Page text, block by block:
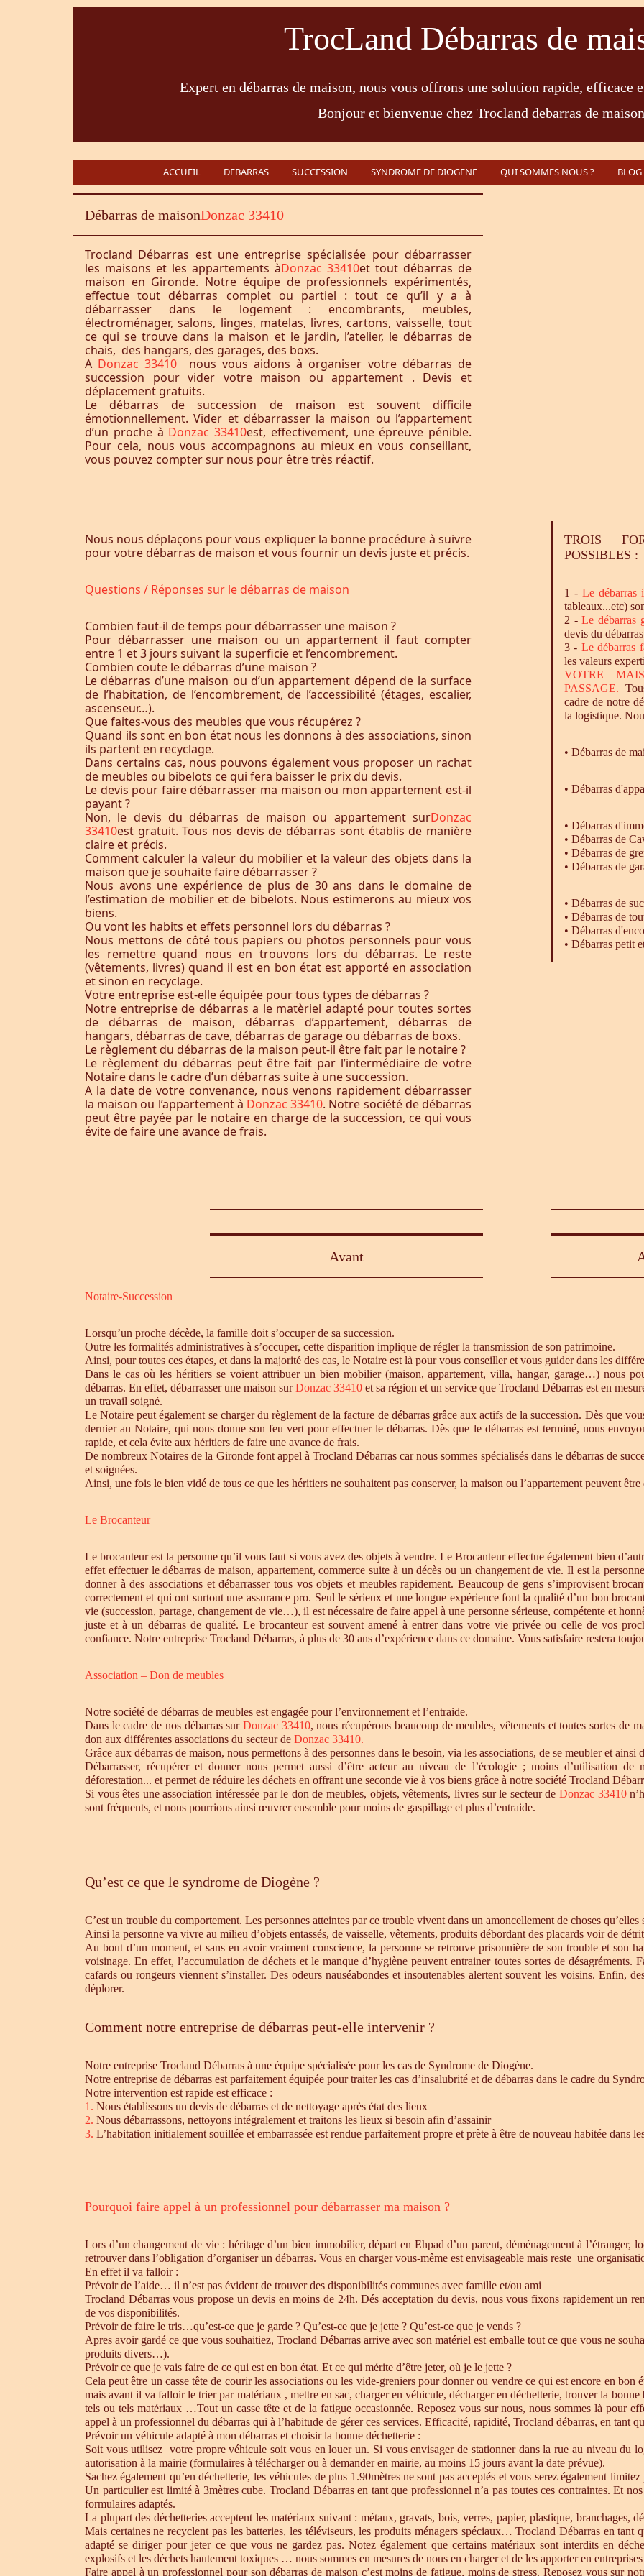
TrocLand Débarras de
Expert en débarras de maison, nous vous offrons une solution rapide, efficace
Bonjour et bienvenue chez Trocland debarras de
ACCUEIL DEBARRAS SUCCESSION SYNDROME DE DIOGENE QUI SOMMES NOUS ? BLOG
Débarras de maisonDonzac 33410
Trocland Débarras est une entreprise spécialisée pour débarrasser
les maisons et les appartements àDonzac 33410et tout débarras de
maison en Gironde. Notre équipe de professionnels expérimentés,
effectue tout débarras complet ou partiel : tout ce qu’il y a à
débarrasser dans le logement : encombrants, meubles,
électroménager, salons, linges, matelas, livres, cartons, vaisselle, tout
ce qui se trouve dans la maison et le jardin, l’atelier, le débarras de
chais, des hangars, des garages, des boxs.
A Donzac 33410 nous vous aidons à organiser votre débarras de
succession pour vider votre maison ou appartement . Devis et
déplacement gratuits.
Le débarras de succession de maison est souvent difficile
émotionnellement. Vider et débarrasser la maison ou l’appartement
d’un proche à Donzac 33410est, effectivement, une épreuve pénible.
Pour cela, nous vous accompagnons au mieux en vous conseillant,
vous pouvez compter sur nous pour être très réactif.
Nous nous déplaçons pour vous expliquer la bonne procédure à suivre
pour votre débarras de maison et vous fournir un devis juste et précis.
Questions / Réponses sur le débarras de maison
Combien faut-il de temps pour débarrasser une maison ?
Pour débarrasser une maison ou un appartement il faut compter
entre 1 et 3 jours suivant la superficie et l’encombrement.
Combien coute le débarras d’une maison ?
Le débarras d’une maison ou d’un appartement dépend de la surface
de l’habitation, de l’encombrement, de l’accessibilité (étages, escalier,
ascenseur…).
Que faites-vous des meubles que vous récupérez ?
Quand ils sont en bon état nous les donnons à des associations, sinon
ils partent en recyclage.
Dans certains cas, nous pouvons également vous proposer un rachat
de meubles ou bibelots ce qui fera baisser le prix du devis.
Le devis pour faire débarrasser ma maison ou mon appartement est-il
payant ?
Non, le devis du débarras de maison ou appartement surDonzac
33410est gratuit. Tous nos devis de débarras sont établis de manière
claire et précis.
Comment calculer la valeur du mobilier et la valeur des objets dans la
maison que je souhaite faire débarrasser ?
Nous avons une expérience de plus de 30 ans dans le domaine de
l’estimation de mobilier et de bibelots. Nous estimerons au mieux vos
biens.
Ou vont les habits et effets personnel lors du débarras ?
Nous mettons de côté tous papiers ou photos personnels pour vous
les remettre quand nous en trouvons lors du débarras. Le reste
(vêtements, livres) quand il est en bon état est apporté en association
et sinon en recyclage.
Votre entreprise est-elle équipée pour tous types de débarras ?
Notre entreprise de débarras a le matèriel adapté pour toutes sortes
de débarras de maison, débarras d’appartement, débarras de
hangars, débarras de cave, débarras de garage ou débarras de boxs.
Le règlement du débarras de la maison peut-il être fait par le notaire ?
Le règlement du débarras peut être fait par l’intermédiaire de votre
Notaire dans le cadre d’un débarras suite à une succession.
A la date de votre convenance, nous venons rapidement débarrasser
la maison ou l’appartement à Donzac 33410. Notre société de débarras
peut être payée par le notaire en charge de la succession, ce qui vous
évite de faire une avance de frais.
TROIS
POSSIBLES :
1 -Ledébarras
tableaux...etc)
2 -Ledébarras
devis du
3 - Ledébarras
les valeurs
VOTRE
PASSAGE.
cadre de notre
la logistique.
• Débarras de
• Débarras
• Débarras
• Débarras de
• Débarras de
• Débarras de
• Débarras de
• Débarras de
• Débarras
• Débarras petit
Avant
Notaire-Succession
Lorsqu’un proche décède, la famille doit s’occuper de sa succession.
Outre les formalités administratives à s’occuper, cette disparition implique de régler la transmission de son patrimoine.
Ainsi, pour toutes ces étapes, et dans la majorité des cas, le Notaire est là pour vous conseiller et vous guider dans les
Dans le cas où les héritiers se voient attribuer un bien mobilier (maison, appartement, villa, hangar, garage…) nous
débarras. En effet, débarrasser une maison surDonzac 33410 et sa région et un service que Trocland Débarras est en
un travail soigné.
Le Notaire peut également se charger du règlement de la facture de débarras grâce aux actifs de la succession. Dès que
dernier au Notaire, qui nous donne son feu vert pour effectuer le débarras. Dès que le débarras est terminé, nous
rapide, et cela évite aux héritiers de faire une avance de frais.
De nombreux Notaires de la Gironde font appel à Trocland Débarras car nous sommes spécialisés dans le débarras de
et soignées.
Ainsi, une fois le bien vidé de tous ce que les héritiers ne souhaitent pas conserver, la maison ou l’appartement peuvent
Le Brocanteur
Le brocanteur est la personne qu’il vous faut si vous avez des objets à vendre. Le Brocanteur effectue également bien
effet effectuer le débarras de maison, appartement, commerce suite à un décès ou un changement de vie. Il est la
donner à des associations et débarrasser tous vos objets et meubles rapidement. Beaucoup de gens s’improvisent
correctement et qui ont surtout une assurance pro. Seul le sérieux et une longue expérience font la qualité d’un bon
vie (succession, partage, changement de vie…), il est nécessaire de faire appel à une personne sérieuse, compétente et
juste et à un débarras de qualité. Le brocanteur est souvent amené à entrer dans votre vie privée ou celle de vos
confiance. Notre entreprise Trocland Débarras, à plus de 30 ans d’expérience dans ce domaine. Vous satisfaire restera
Association – Don de meubles
Notre société de débarras de meubles est engagée pour l’environnement et l’entraide.
Dans le cadre de nos débarras sur Donzac 33410, nous récupérons beaucoup de meubles, vêtements et toutes sortes de
don aux différentes associations du secteur de Donzac 33410.
Grâce aux débarras de maison, nous permettons à des personnes dans le besoin, via les associations, de se meubler et
Débarrasser, récupérer et donner nous permet aussi d’être acteur au niveau de l’écologie ; moins d’utilisation
déforestation... et permet de réduire les déchets en offrant une seconde vie à vos biens grâce à notre société Trocland
Si vous êtes une association intéressée par le don de meubles, objets, vêtements, livres sur le secteur de Donzac 33410
sont fréquents, et nous pourrions ainsi œuvrer ensemble pour moins de gaspillage et plus d’entraide.
Qu’est ce que le syndrome de Diogène ?
C’est un trouble du comportement. Les personnes atteintes par ce trouble vivent dans un amoncellement de choses
Ainsi la personne va vivre au milieu d’objets entassés, de vaisselle, vêtements, produits débordant des placards voir de
Au bout d’un moment, et sans en avoir vraiment conscience, la personne se retrouve prisonnière de son trouble et son
voisinage. En effet, l’accumulation de déchets et le manque d’hygiène peuvent entrainer toutes sortes de désagréments.
cafards ou rongeurs viennent s’installer. Des odeurs nauséabondes et insoutenables alertent souvent les voisins. Enfin,
déplorer.
Comment notre entreprise de débarras peut-elle intervenir ?
Notre entreprise Trocland Débarras à une équipe spécialisée pour les cas de Syndrome de Diogène.
Notre entreprise de débarras est parfaitement équipée pour traiter les cas d’insalubrité et de débarras dans le cadre du
Notre intervention est rapide est efficace :
1. Nous établissons un devis de débarras et de nettoyage après état des lieux
2. Nous débarrassons, nettoyons intégralement et traitons les lieux si besoin afin d’assainir
3. L’habitation initialement souillée et embarrassée est rendue parfaitement propre et prète à être de nouveau habitée dans
Pourquoi faire appel à un professionnel pour débarrasser ma maison ?
Lors d’un changement de vie : héritage d’un bien immobilier, départ en Ehpad d’un parent, déménagement à
retrouver dans l’obligation d’organiser un débarras. Vous en charger vous-même est envisageable mais reste une
En effet il va falloir :
Prévoir de l’aide… il n’est pas évident de trouver des disponibilités communes avec famille et/ou ami
Trocland Débarras vous propose un devis en moins de 24h. Dés acceptation du devis, nous vous fixons rapidement un
de vos disponibilités.
Prévoir de faire le tris…qu’est-ce que je garde ? Qu’est-ce que je jette ? Qu’est-ce que je vends ?
Apres avoir gardé ce que vous souhaitiez, Trocland Débarras arrive avec son matériel est emballe tout ce que vous ne
produits divers…).
Prévoir ce que je vais faire de ce qui est en bon état. Et ce qui mérite d’être jeter, où je le jette ?
Cela peut être un casse tête de courir les associations ou les vide-greniers pour donner ou vendre ce qui est encore en bon
mais avant il va falloir le trier par matériaux , mettre en sac, charger en véhicule, décharger en déchetterie, trouver la
tels ou tels matériaux …Tout un casse tête et de la fatigue occasionnée. Reposez vous sur nous, nous sommes là pour
appel à un professionnel du débarras qui à l’habitude de gérer ces services. Efficacité, rapidité, Trocland débarras, en tant
Prévoir un véhicule adapté à mon débarras et choisir la bonne déchetterie :
Soit vous utilisez votre propre véhicule soit vous en louer un. Si vous envisager de stationner dans la rue au niveau du
autorisation à la mairie (formulaires à télécharger ou à demander en mairie, au moins 15 jours avant la date prévue).
Sachez également qu’en déchetterie, les véhicules de plus 1.90mètres ne sont pas acceptés et vous serez également
Un particulier est limité à 3mètres cube. Trocland Débarras en tant que professionnel n’a pas toutes ces contraintes. Et
formulaires adaptés.
La plupart des déchetteries acceptent les matériaux suivant : métaux, gravats, bois, verres, papier, plastique, branchages,
Mais certaines ne recyclent pas les batteries, les téléviseurs, les produits ménagers spéciaux… Trocland Débarras en tant
adapté se diriger pour jeter ce que vous ne gardez pas. Notez également que certains matériaux sont interdits en
explosifs et les déchets hautement toxiques … nous sommes en mesures de nous en charger et de les apporter en
Faire appel à un professionnel pour son débarras de maison c’est moins de fatigue, moins de stress. Reposez vous sur